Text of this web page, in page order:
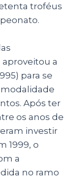
troféus
a
para se
Após ter
os anos de
investir
1999, o
a
no ramo